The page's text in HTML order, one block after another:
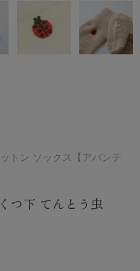
トン ソックス【アバンテ
つ下 てんとう虫